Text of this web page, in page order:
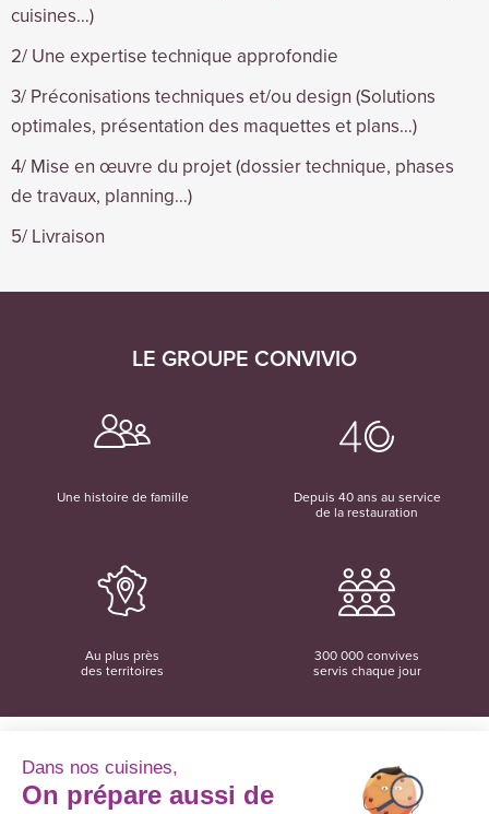
cuisines…)
2/ Une expertise technique approfondie
3/ Préconisations techniques et/ou design (Solutions
optimales, présentation des maquettes et plans…)
4/ Mise en œuvre du projet (dossier technique, phases
de travaux, planning…)
5/ Livraison
LE GROUPE CONVIVIO
Une histoire de famille
Depuis 40 ans au service
de la restauration
Au plus près
des territoires
300 000 convives
servis chaque jour
Convivio
12 rue du Domaine
Dans nos cuisines,
On prépare aussi de